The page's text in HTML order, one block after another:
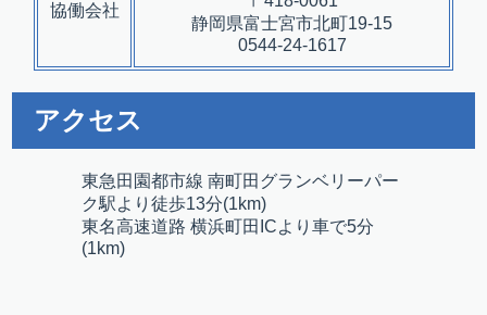
協働会社
静岡県富士宮市北町19-15
0544-24-1617
アクセス
東急田園都市線 南町田グランベリーパー
ク駅より徒歩13分(1km)
東名高速道路 横浜町田ICより車で5分
(1km)